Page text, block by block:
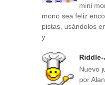
mini
mono sea feliz
pistas, usándolos
y...
Nuevo
por